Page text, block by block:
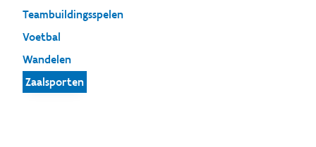
Teambuildingsspelen
Voetbal
Wandelen
Zaalsporten